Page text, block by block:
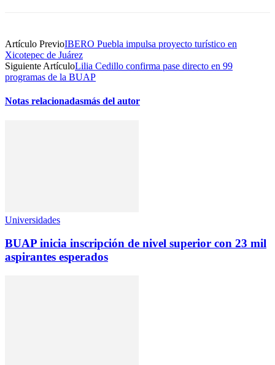
Artículo PrevioIBERO Puebla impulsa proyecto turístico en
Xicotepec de Juárez
Siguiente ArtículoLilia Cedillo confirma pase directo en 99
programas de la BUAP
Notas relacionadasmás del autor
Universidades
BUAP inicia inscripción de nivel superior con 23 mil
aspirantes esperados